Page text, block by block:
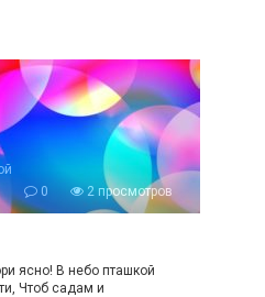
0
2 просмотров
ясно! В небо пташкой
Чтоб садам и